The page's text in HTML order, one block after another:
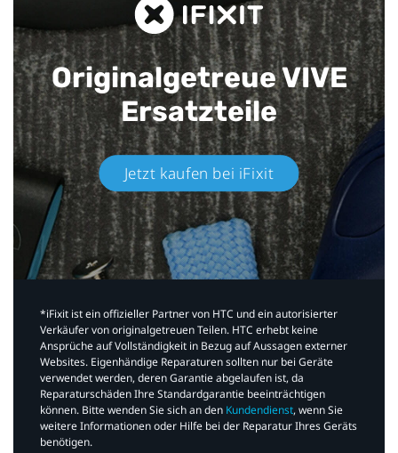
Originalgetreue VIVE
Ersatzteile
Jetzt kaufen bei iFixit​
*iFixit ist ein offizieller Partner von HTC und ein autorisierter
Verkäufer von originalgetreuen Teilen. HTC erhebt keine
Ansprüche auf Vollständigkeit in Bezug auf Aussagen externer
Websites. Eigenhändige Reparaturen sollten nur bei Geräte
verwendet werden, deren Garantie abgelaufen ist, da
Reparaturschäden Ihre Standardgarantie beeinträchtigen
können. Bitte wenden Sie sich an den Kundendienst, wenn Sie
weitere Informationen oder Hilfe bei der Reparatur Ihres Geräts
benötigen.​